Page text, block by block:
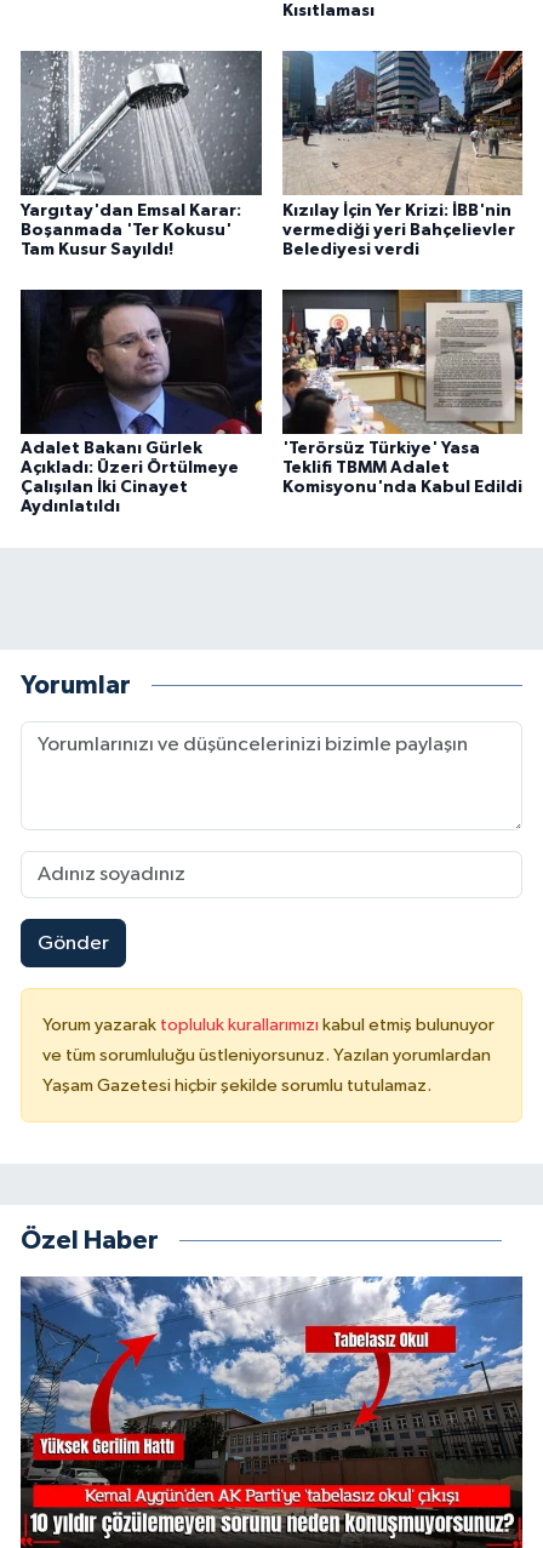
Kısıtlaması
Yargıtay'dan Emsal Karar:
Boşanmada 'Ter Kokusu'
Tam Kusur Sayıldı!
Kızılay İçin Yer Krizi: İBB'nin
vermediği yeri Bahçelievler
Belediyesi verdi
Adalet Bakanı Gürlek
Açıkladı: Üzeri Örtülmeye
Çalışılan İki Cinayet
Aydınlatıldı
'Terörsüz Türkiye' Yasa
Teklifi TBMM Adalet
Komisyonu'nda Kabul Edildi
Yorumlar
Gönder
Yorum yazarak topluluk kurallarımızı kabul etmiş bulunuyor
ve tüm sorumluluğu üstleniyorsunuz. Yazılan yorumlardan
Yaşam Gazetesi hiçbir şekilde sorumlu tutulamaz.
Özel Haber